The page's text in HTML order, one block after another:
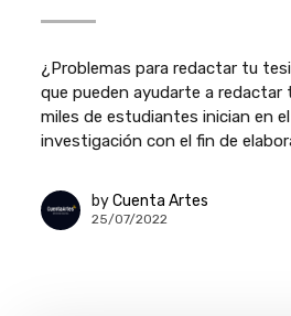
¿Problemas para redactar tu
que pueden ayudarte a redactar
miles de estudiantes inician en
investigación con el fin de
by Cuenta Artes
25/07/2022